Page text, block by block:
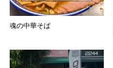
魂の中華そば